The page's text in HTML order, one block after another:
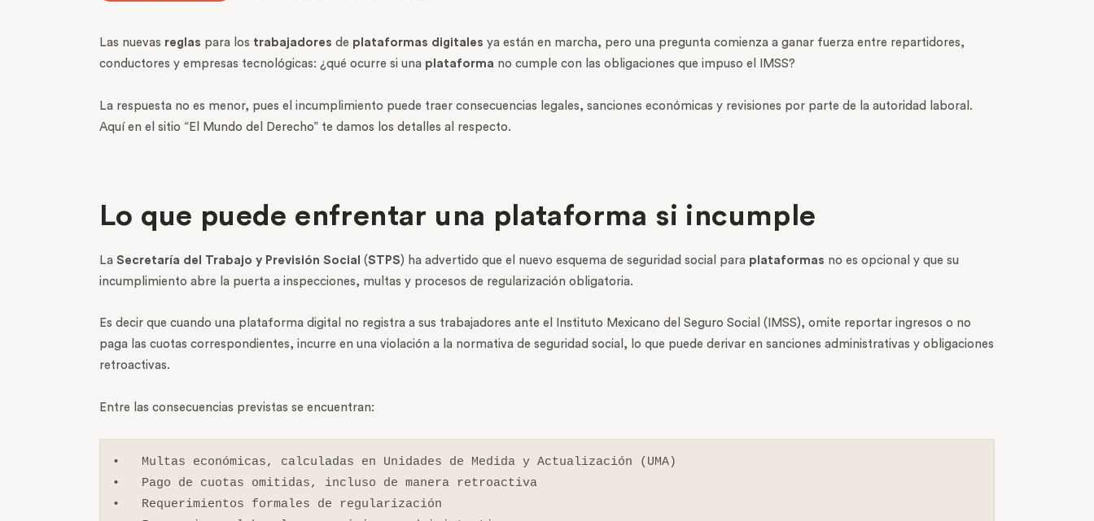
Las nuevas reglas para los trabajadores de plataformas digitales ya están en marcha, pero una pregunta comienza a ganar fuerza entre repartidores,
conductores y empresas tecnológicas: ¿qué ocurre si una plataforma no cumple con las obligaciones que impuso el IMSS?
La respuesta no es menor, pues el incumplimiento puede traer consecuencias legales, sanciones económicas y revisiones por parte de la autoridad laboral.
Aquí en el sitio “El Mundo del Derecho” te damos los detalles al respecto.
Lo que puede enfrentar una plataforma si incumple
La Secretaría del Trabajo y Previsión Social (STPS) ha advertido que el nuevo esquema de seguridad social para plataformas no es opcional y que su
incumplimiento abre la puerta a inspecciones, multas y procesos de regularización obligatoria.
Es decir que cuando una plataforma digital no registra a sus trabajadores ante el Instituto Mexicano del Seguro Social (IMSS), omite reportar ingresos o no
paga las cuotas correspondientes, incurre en una violación a la normativa de seguridad social, lo que puede derivar en sanciones administrativas y obligaciones
retroactivas.
Entre las consecuencias previstas se encuentran:
•   Multas económicas, calculadas en Unidades de Medida y Actualización (UMA)
•   Pago de cuotas omitidas, incluso de manera retroactiva
•   Requerimientos formales de regularización